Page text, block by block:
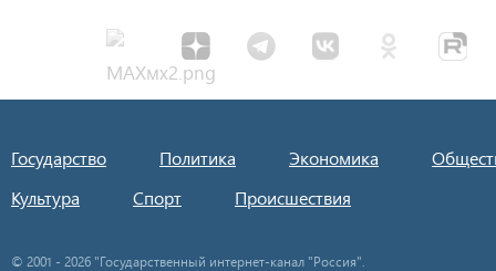
Государство Политика Экономика
Культура
Спорт Происшествия
© 2001 - 2026 "Государственный интернет-канал "Россия".